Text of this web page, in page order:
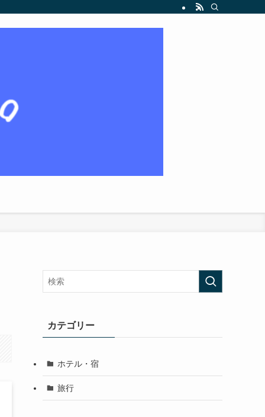
カテゴリー
ホテル・宿
旅行